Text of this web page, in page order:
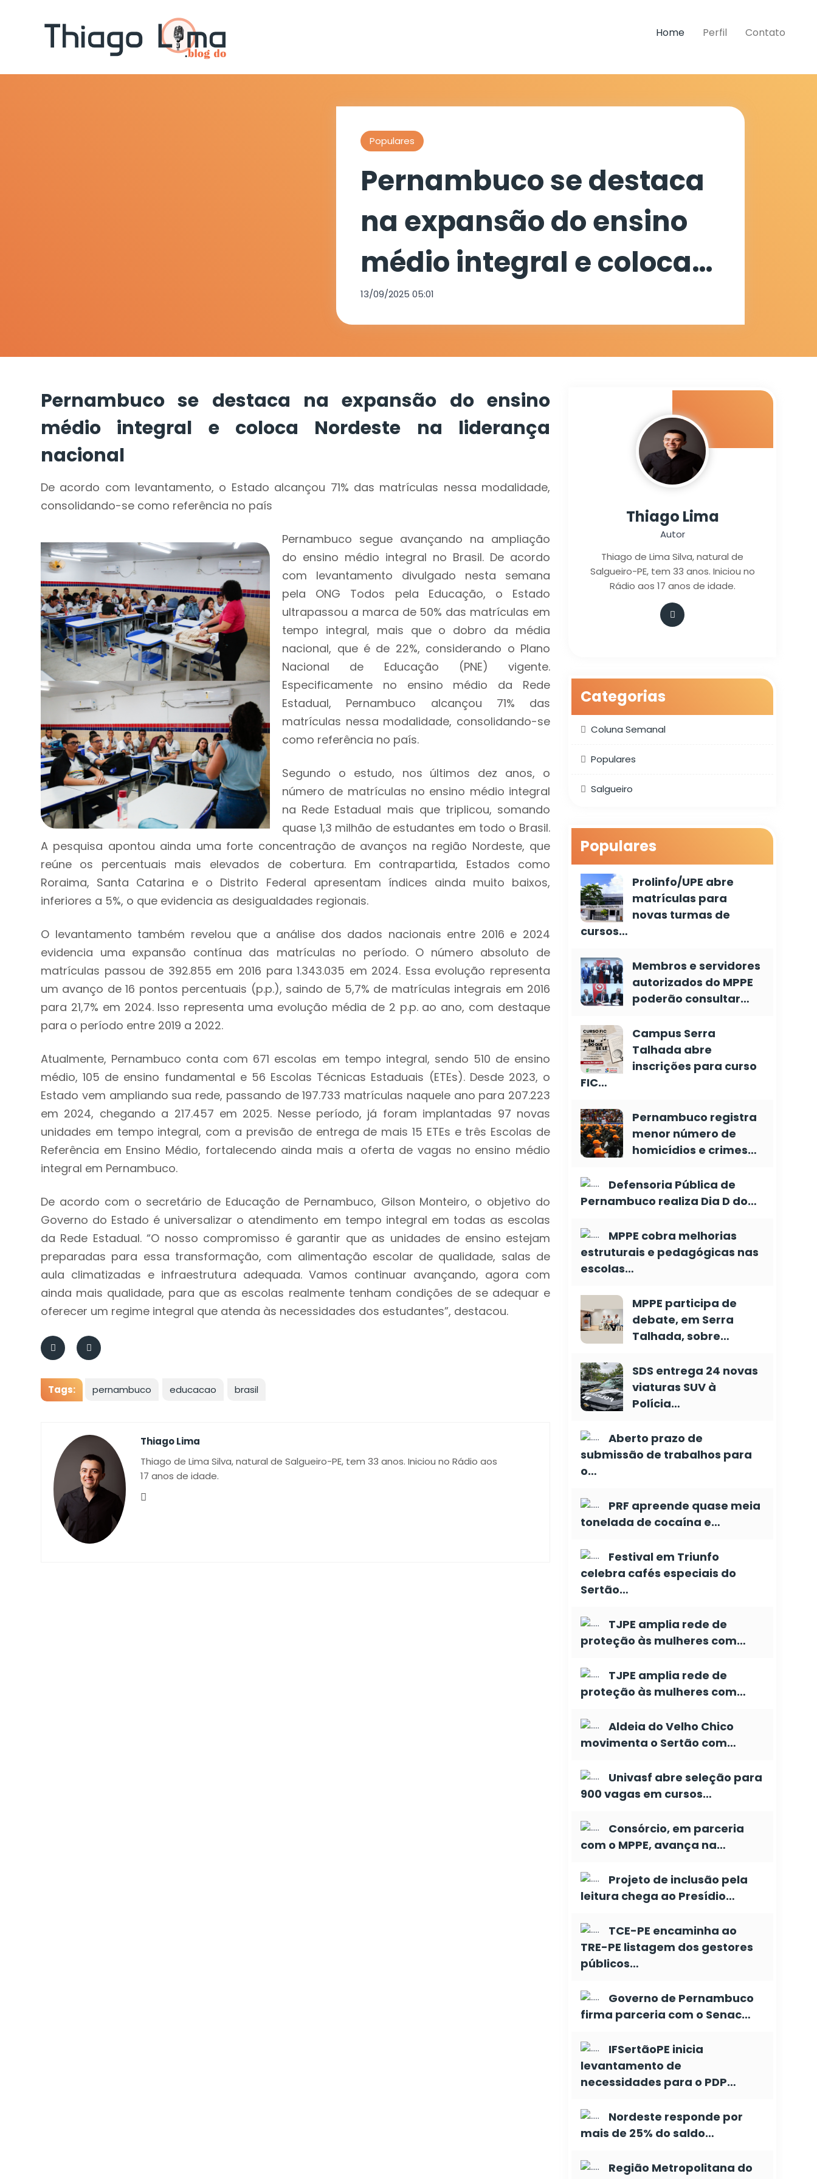
Home Perfil Contato
Populares
Pernambuco se destaca
na expansão do ensino
médio integral e coloca
Nordeste na liderança
13/09/2025 05:01
Pernambuco se destaca na expansão do ensino
médio integral e coloca Nordeste na liderança
nacional
De acordo com levantamento, o Estado alcançou 71% das matrículas nessa modalidade,
consolidando-se como referência no país
Pernambuco segue avançando na ampliação
do ensino médio integral no Brasil. De acordo
com levantamento divulgado nesta semana
pela ONG Todos pela Educação, o Estado
ultrapassou a marca de 50% das matrículas em
tempo integral, mais que o dobro da média
nacional, que é de 22%, considerando o Plano
Nacional de Educação (PNE) vigente.
Especificamente no ensino médio da Rede
Estadual, Pernambuco alcançou 71% das
matrículas nessa modalidade, consolidando-se
como referência no país.
Segundo o estudo, nos últimos dez anos, o
número de matrículas no ensino médio integral
na Rede Estadual mais que triplicou, somando
quase 1,3 milhão de estudantes em todo o Brasil.
A pesquisa apontou ainda uma forte concentração de avanços na região Nordeste, que
reúne os percentuais mais elevados de cobertura. Em contrapartida, Estados como
Roraima, Santa Catarina e o Distrito Federal apresentam índices ainda muito baixos,
inferiores a 5%, o que evidencia as desigualdades regionais.
O levantamento também revelou que a análise dos dados nacionais entre 2016 e 2024
evidencia uma expansão contínua das matrículas no período. O número absoluto de
matrículas passou de 392.855 em 2016 para 1.343.035 em 2024. Essa evolução representa
um avanço de 16 pontos percentuais (p.p.), saindo de 5,7% de matrículas integrais em 2016
para 21,7% em 2024. Isso representa uma evolução média de 2 p.p. ao ano, com destaque
para o período entre 2019 a 2022.
Atualmente, Pernambuco conta com 671 escolas em tempo integral, sendo 510 de ensino
médio, 105 de ensino fundamental e 56 Escolas Técnicas Estaduais (ETEs). Desde 2023, o
Estado vem ampliando sua rede, passando de 197.733 matrículas naquele ano para 207.223
em 2024, chegando a 217.457 em 2025. Nesse período, já foram implantadas 97 novas
unidades em tempo integral, com a previsão de entrega de mais 15 ETEs e três Escolas de
Referência em Ensino Médio, fortalecendo ainda mais a oferta de vagas no ensino médio
integral em Pernambuco.
De acordo com o secretário de Educação de Pernambuco, Gilson Monteiro, o objetivo do
Governo do Estado é universalizar o atendimento em tempo integral em todas as escolas
da Rede Estadual. “O nosso compromisso é garantir que as unidades de ensino estejam
preparadas para essa transformação, com alimentação escolar de qualidade, salas de
aula climatizadas e infraestrutura adequada. Vamos continuar avançando, agora com
ainda mais qualidade, para que as escolas realmente tenham condições de se adequar e
oferecer um regime integral que atenda às necessidades dos estudantes”, destacou.
Tags: pernambuco educacao brasil
Thiago Lima
Thiago de Lima Silva, natural de Salgueiro-PE, tem 33 anos. Iniciou no Rádio aos
17 anos de idade.
Thiago Lima
Autor
Thiago de Lima Silva, natural de
Salgueiro-PE, tem 33 anos. Iniciou no
Rádio aos 17 anos de idade.
Categorias
Coluna Semanal
Populares
Salgueiro
Populares
Prolinfo/UPE abre
matrículas para
novas turmas de
cursos…
Membros e servidores
autorizados do MPPE
poderão consultar…
Campus Serra
Talhada abre
inscrições para curso
FIC…
Pernambuco registra
menor número de
homicídios e crimes…
Defensoria Pública de
Pernambuco realiza Dia D do…
MPPE cobra melhorias
estruturais e pedagógicas nas
escolas…
MPPE participa de
debate, em Serra
Talhada, sobre…
SDS entrega 24 novas
viaturas SUV à
Polícia…
Aberto prazo de
submissão de trabalhos para
o…
PRF apreende quase meia
tonelada de cocaína e…
Festival em Triunfo
celebra cafés especiais do
Sertão…
TJPE amplia rede de
proteção às mulheres com…
TJPE amplia rede de
proteção às mulheres com…
Aldeia do Velho Chico
movimenta o Sertão com…
Univasf abre seleção para
900 vagas em cursos…
Consórcio, em parceria
com o MPPE, avança na…
Projeto de inclusão pela
leitura chega ao Presídio…
TCE-PE encaminha ao
TRE-PE listagem dos gestores
públicos…
Governo de Pernambuco
firma parceria com o Senac…
IFSertãoPE inicia
levantamento de
necessidades para o PDP…
Nordeste responde por
mais de 25% do saldo…
Região Metropolitana do